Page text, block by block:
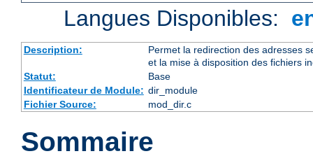
Langues Disponibles:
Description:
Permet la redirection des adresses
et la mise à disposition des fichiers
Statut:
Base
Identificateur de Module: dir_module
Fichier Source:
mod_dir.c
Sommaire